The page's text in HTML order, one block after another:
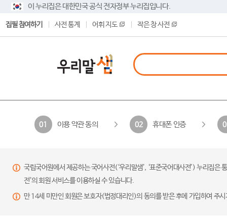
이 누리집은 대한민국 공식 전자정부 누리집입니다.
집필 참여하기 사전 통계 어휘 지도 작은 창 사전
01 이용 약관 동의 02 휴대폰 인증
국립국어원에서 제공하는 국어사전(‘우리말샘’, ‘표준국어대사전’) 누리집
전’의 회원 서비스를 이용하실 수 있습니다.
만 14세 미만인 회원은 보호자(법정대리인)의 동의를 받은 후에 가입하여 주